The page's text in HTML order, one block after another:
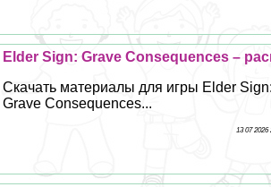
Elder Sign: Grave Consequences –
Скачать материалы для игры Elder Sign:
Grave Consequences...
13 07 2026